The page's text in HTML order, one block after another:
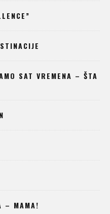
SAT VREMENA – ŠTA
– MAMA!